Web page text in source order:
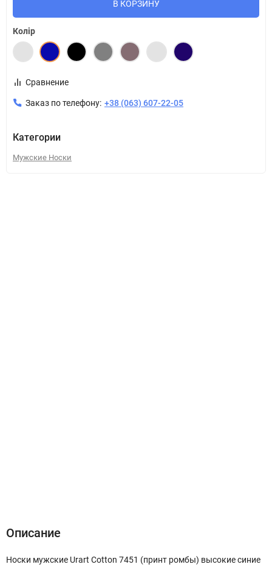
В КОРЗИНУ
Колір
Сравнение
Заказ по телефону: +38 (063) 607-22-05
Категории
Мужские Носки
Описание
Носки мужские Urart Cotton 7451 (принт ромбы) высокие синие